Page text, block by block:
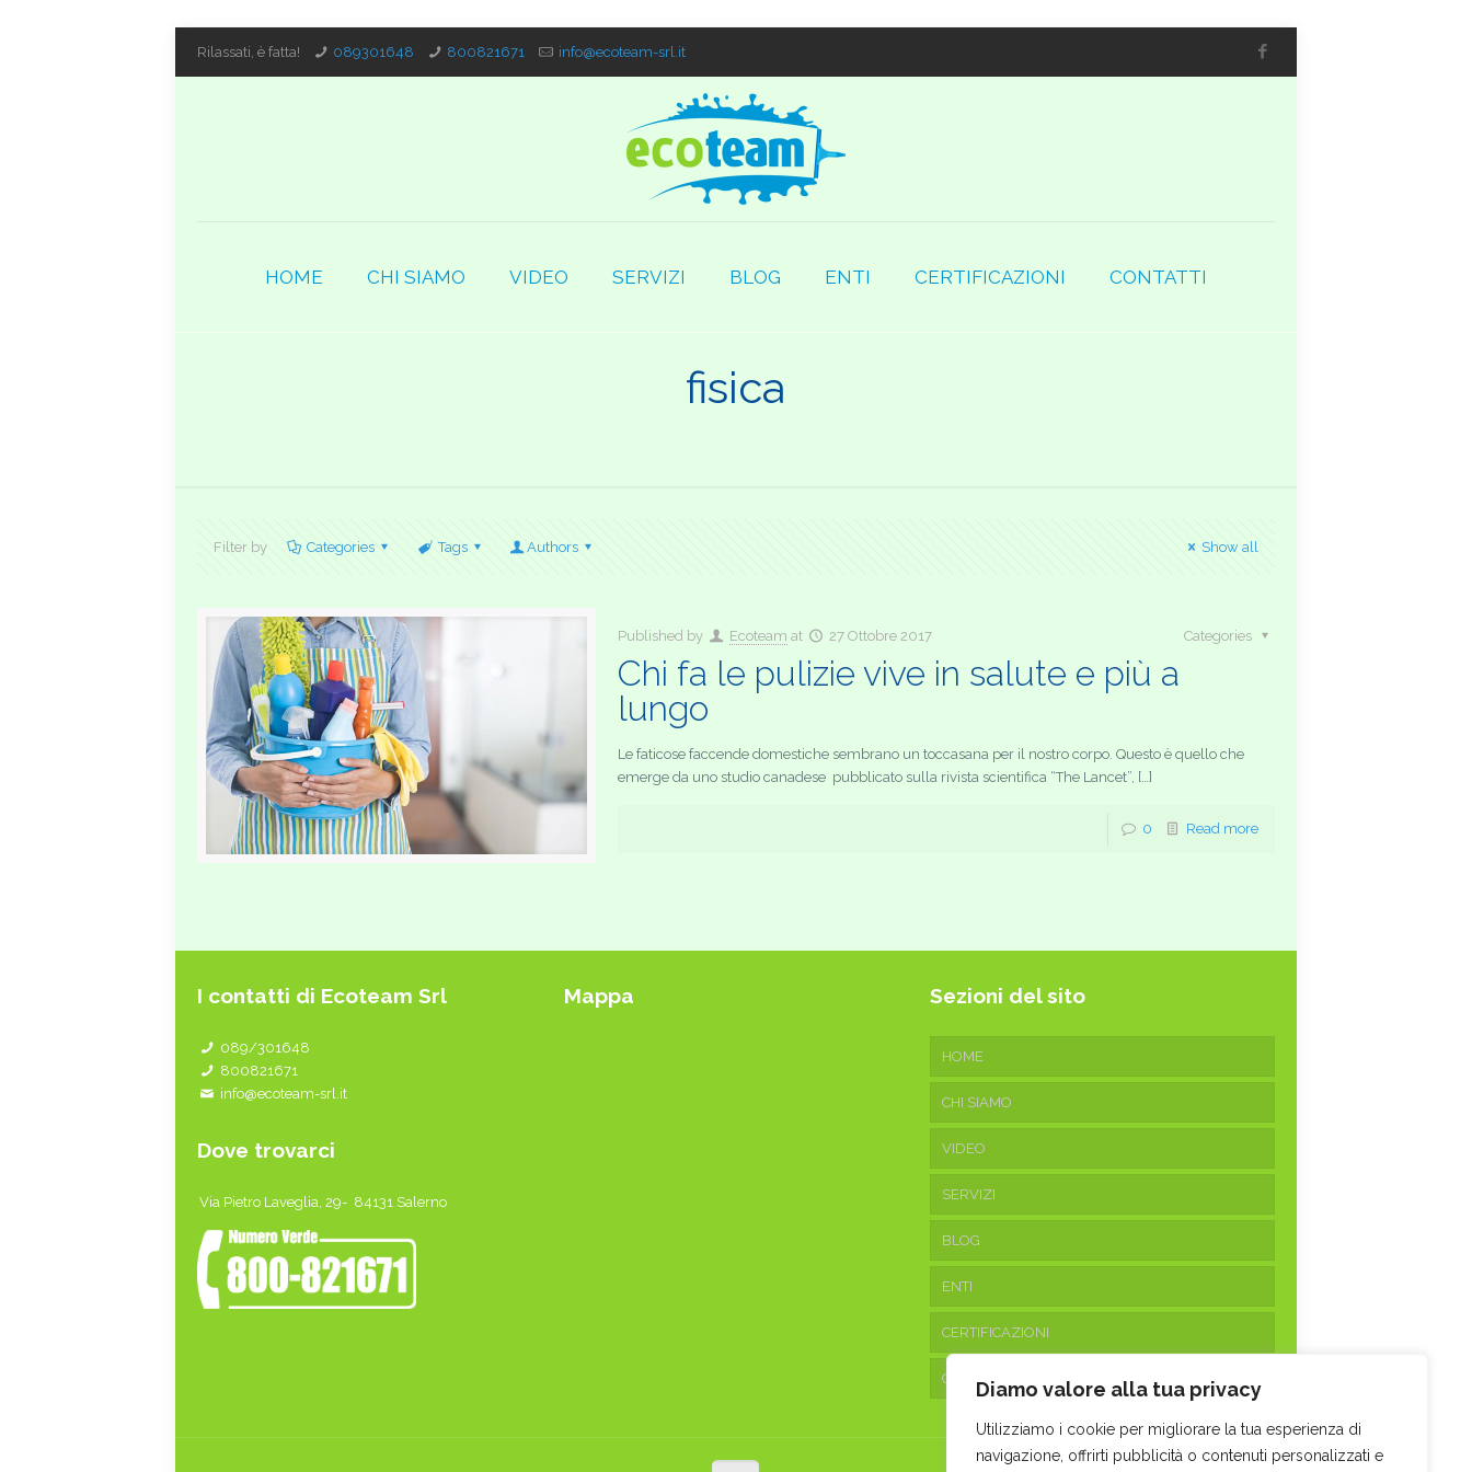
Diamo valore alla tua privacy
Utilizziamo i cookie per migliorare la tua esperienza di
navigazione, offrirti pubblicità o contenuti personalizzati e
Rilassati, è fatta! 089301648 800821671 info@ecoteam-srl.it
HOME CHI SIAMO VIDEO SERVIZI BLOG ENTI CERTIFICAZIONI CONTATTI
fisica
Filter by Categories Tags Authors Show all
Published by Ecoteam at 27 Ottobre 2017 Categories
Chi fa le pulizie vive in salute e più a
lungo
Le faticose faccende domestiche sembrano un toccasana per il nostro corpo. Questo è quello che
emerge da uno studio canadese pubblicato sulla rivista scientifica “The Lancet”, […]
0 Read more
I contatti di Ecoteam Srl
089/301648
800821671
info@ecoteam-srl.it
Dove trovarci
Via Pietro Laveglia, 29- 84131 Salerno
Mappa Sezioni del sito
HOME
CHI SIAMO
VIDEO
SERVIZI
BLOG
ENTI
CERTIFICAZIONI
CONTATTI